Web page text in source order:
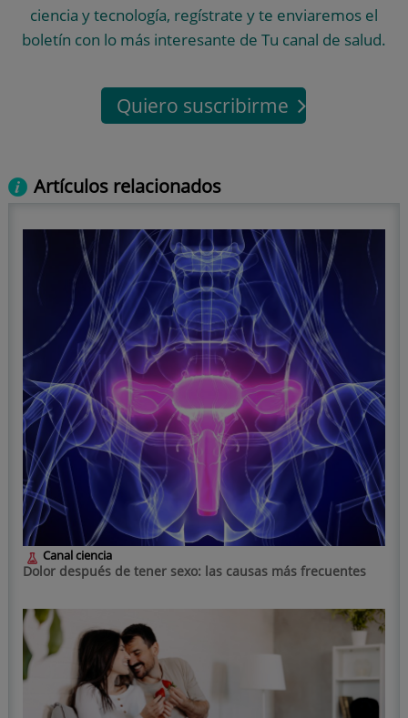
ciencia y tecnología, regístrate y te enviaremos el
boletín con lo más interesante de Tu canal de salud.
Quiero suscribirme
Artículos relacionados
Canal ciencia
Dolor después de tener sexo: las causas más frecuentes